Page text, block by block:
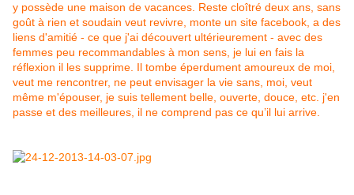
y possède une maison de vacances. Reste cloîtré deux ans, sans
goût à rien et soudain veut revivre, monte un site facebook, a des
liens d'amitié - ce que j'ai découvert ultérieurement - avec des
femmes peu recommandables à mon sens, je lui en fais la
réflexion il les supprime. Il tombe éperdument amoureux de moi,
veut me rencontrer, ne peut envisager la vie sans, moi, veut
même m'épouser, je suis tellement belle, ouverte, douce, etc. j'en
passe et des meilleures, il ne comprend pas ce qu’il lui arrive.